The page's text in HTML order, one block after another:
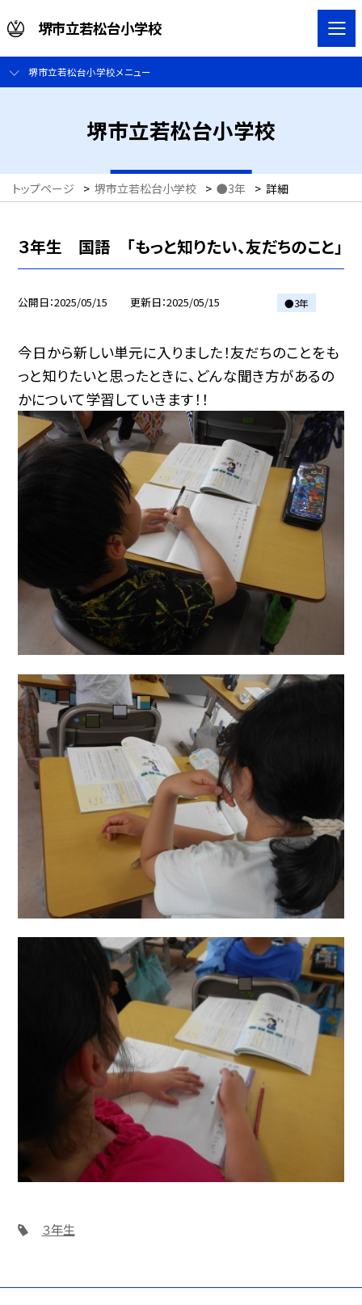
堺市立若松台小学校
堺市立若松台小学校メニュー
堺市立若松台小学校
トップページ > 堺市立若松台小学校 > ●3年 > 詳細
３年生 国語 「もっと知りたい、友だちのこと」
公開日 2025/05/15 更新日 2025/05/15 ●3年
今日から新しい単元に入りました！友だちのことをも
っと知りたいと思ったときに、どんな聞き方があるの
かについて学習していきます！！
３年生